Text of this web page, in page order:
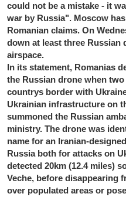
could not be a mistake - it
war by Russia". Moscow
Romanian claims. On
down at least three Russian
airspace.
In its statement, Romanias
the Russian drone when
countrys border with
Ukrainian infrastructure on
summoned the Russian
ministry. The drone was
name for an Iranian-
Russia both for attacks on
detected 20km (12.4 miles)
Veche, before disappearing
over populated areas or